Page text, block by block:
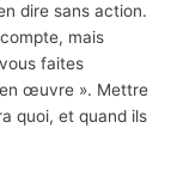
dire sans action.
mais
faites
en œuvre ». Mettre
quoi, et quand ils